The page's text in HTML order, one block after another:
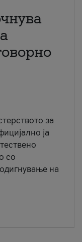
за
ја
со
на